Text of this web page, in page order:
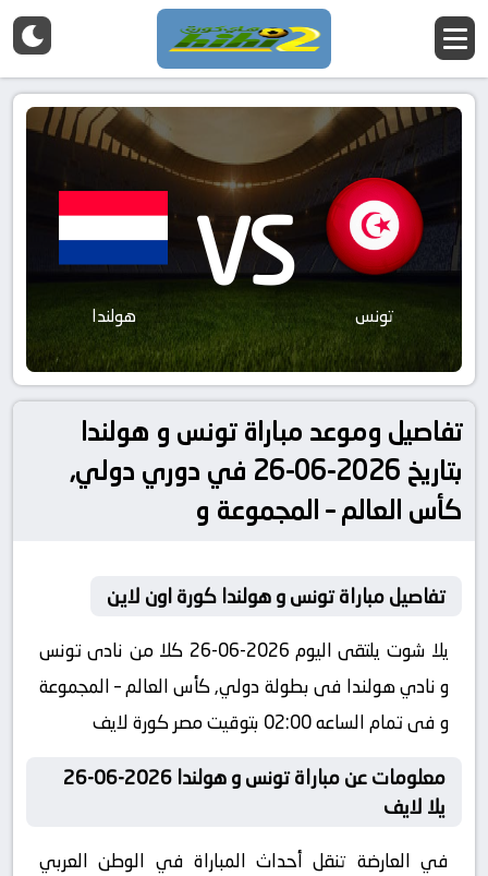
تونس VS هولندا
تفاصيل وموعد مباراة تونس و هولندا
بتاريخ 2026-06-26 في دوري دولي,
كأس العالم – المجموعة و
تفاصيل مباراة تونس و هولندا كورة اون لاين
يلا شوت يلتقى اليوم 2026-06-26 كلا من نادى تونس
و نادي هولندا فى بطولة دولي, كأس العالم – المجموعة
و فى تمام الساعه 02:00 بتوقيت مصر كورة لايف
معلومات عن مباراة تونس و هولندا 2026-06-26
يلا لايف
في العارضة تنقل أحداث المباراة في الوطن العربي